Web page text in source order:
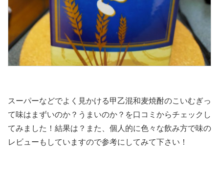
スーパーなどでよく見かける甲乙混和麦焼酎のこいむぎっ
て味はまずいのか？うまいのか？を口コミからチェックし
てみました！結果は？また、個人的に色々な飲み方で味の
レビューもしていますので参考にしてみて下さい！